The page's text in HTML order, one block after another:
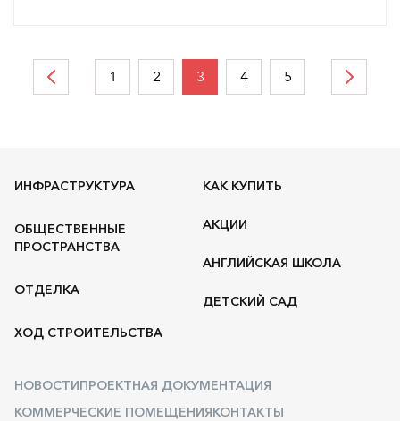
1 2 3 4 5
ИНФРАСТРУКТУРА
ОБЩЕСТВЕННЫЕ
ПРОСТРАНСТВА
ОТДЕЛКА
ХОД СТРОИТЕЛЬСТВА
КАК КУПИТЬ
АКЦИИ
АНГЛИЙСКАЯ ШКОЛА
ДЕТСКИЙ САД
НОВОСТИПРОЕКТНАЯ ДОКУМЕНТАЦИЯ
КОММЕРЧЕСКИЕ ПОМЕЩЕНИЯКОНТАКТЫ